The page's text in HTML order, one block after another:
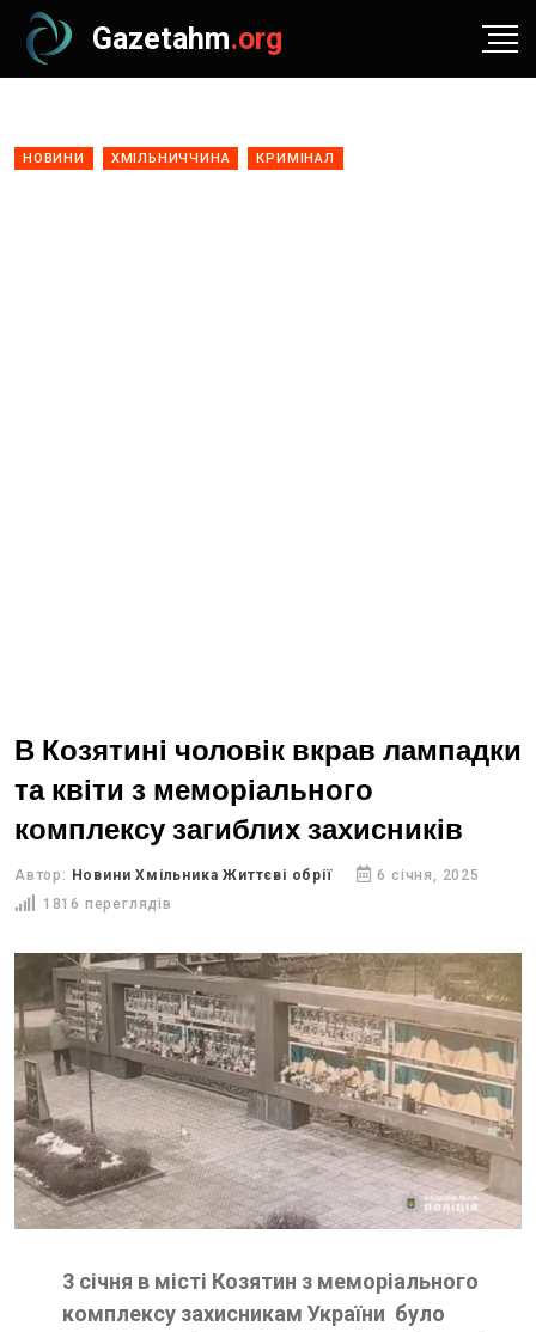
Gazetahm.org
НОВИНИ ХМІЛЬНИЧЧИНА КРИМІНАЛ
В Козятині чоловік вкрав лампадки
та квіти з меморіального
комплексу загиблих захисників
Автор: Новини Хмільника Життєві обрії
6 січня, 2025
1816 переглядів
3 січня в місті Козятин з меморіального
комплексу захисникам України було